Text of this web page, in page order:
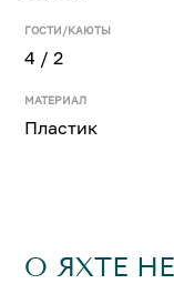
ГОСТИ/КАЮТЫ
4 / 2
МАТЕРИАЛ
Пластик
О ЯХТЕ